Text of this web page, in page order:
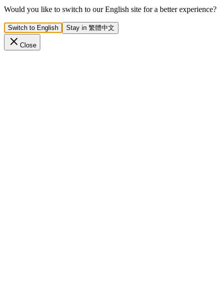
Would you like to switch to our English site for a better experience?
Switch to English Stay in 繁體中文
Close